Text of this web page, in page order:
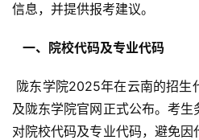
信息，并提供报考建议。
  一、院校代码及专业代码
及陇东学院官网正式公布。考
对院校代码及专业代码，避免